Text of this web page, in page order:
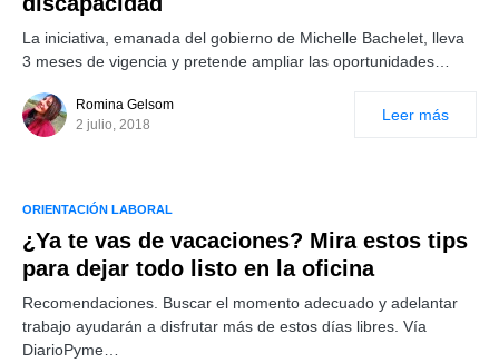
La iniciativa, emanada del gobierno de Michelle Bachelet, lleva
3 meses de vigencia y pretende ampliar las oportunidades…
Romina Gelsom
2 julio, 2018
Leer más
ORIENTACIÓN LABORAL
¿Ya te vas de vacaciones? Mira estos tips
para dejar todo listo en la oficina
Recomendaciones. Buscar el momento adecuado y adelantar
trabajo ayudarán a disfrutar más de estos días libres. Vía
DiarioPyme…